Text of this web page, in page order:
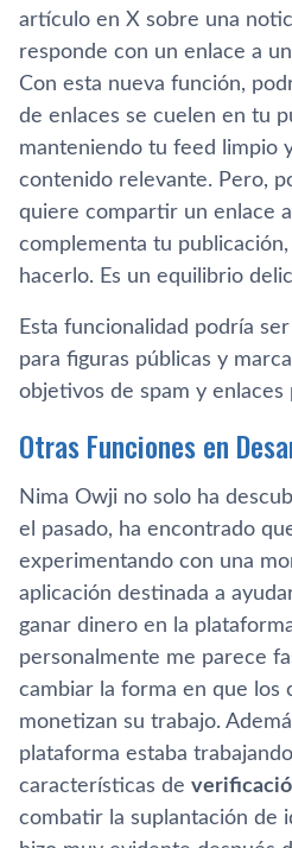
artículo en X sobre una
responde con un enlace a
Con esta nueva función,
de enlaces se cuelen en tu
manteniendo tu feed limpio
contenido relevante. Pero,
quiere compartir un enlace
complementa tu
hacerlo. Es un equilibrio
Esta funcionalidad podría
para figuras públicas y
objetivos de spam y enlaces
Otras Funciones en
Nima Owji no solo ha
el pasado, ha encontrado
experimentando con una
aplicación destinada a
ganar dinero en la
personalmente me parece
cambiar la forma en que los
monetizan su trabajo.
plataforma estaba
características de
combatir la suplantación de